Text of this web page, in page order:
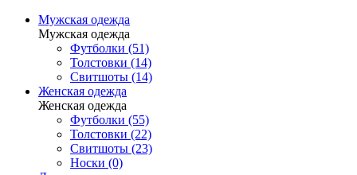
Мужская одежда
Мужская одежда
Футболки (51)
Толстовки (14)
Свитшоты (14)
Женская одежда
Женская одежда
Футболки (55)
Толстовки (22)
Свитшоты (23)
Носки (0)